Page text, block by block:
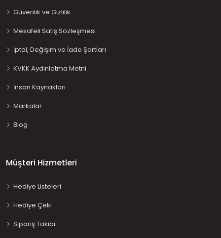
Güvenlik ve Gizlilik
Mesafeli Satış Sözleşmesi
İptal, Değişim ve İade Şartları
KVKK Aydınlatma Metni
İnsan Kaynakları
Markalar
Blog
Müşteri Hizmetleri
Hediye Listeleri
Hediye Çeki
Sipariş Takibi